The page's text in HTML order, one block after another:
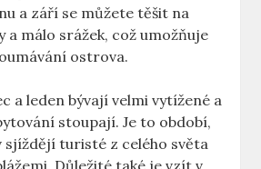
a září se můžete těšit na
málo srážek, což umožňuje
ostrova.
a leden bývají velmi vytížené a
stoupají. Je to období,
sjíždějí turisté z celého světa